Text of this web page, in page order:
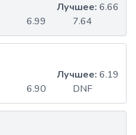
6.99 7.64
Лучшее: 6.66
6.90 DNF
Лучшее: 6.19